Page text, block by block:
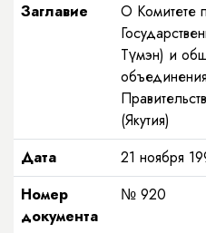
Заглавие
О Комитете
Түмэн) и
(Якутия)
Дата
21 ноября
Номер
документа
№ 920